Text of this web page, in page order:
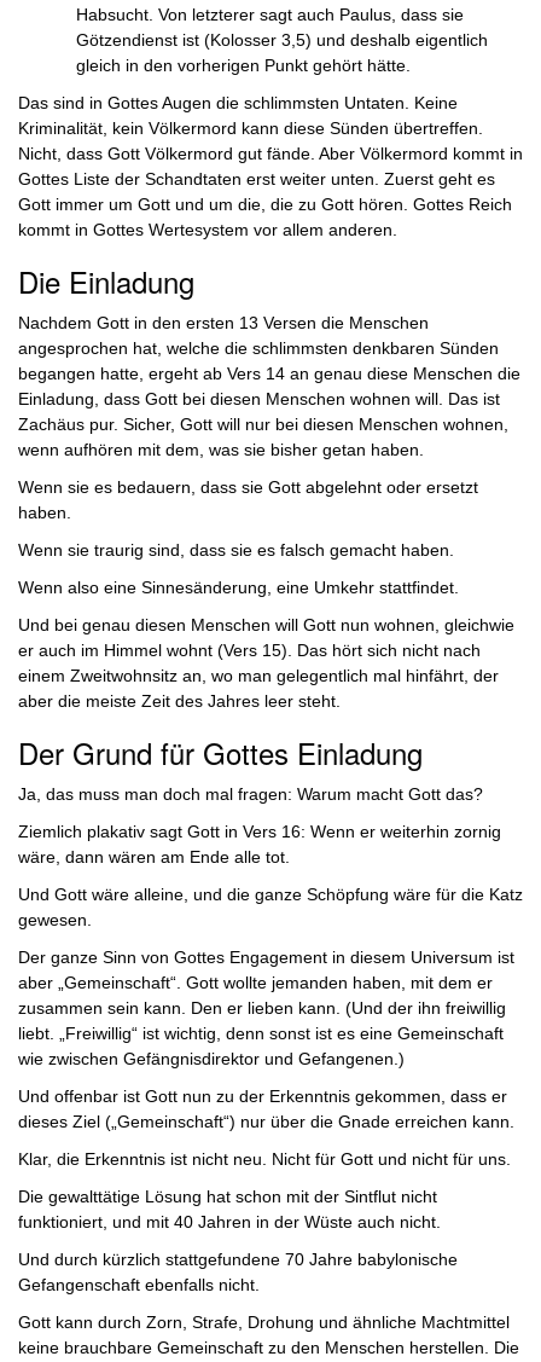
Habsucht. Von letzterer sagt auch Paulus, dass sie
Götzendienst ist (Kolosser 3,5) und deshalb eigentlich
gleich in den vorherigen Punkt gehört hätte.
Das sind in Gottes Augen die schlimmsten Untaten. Keine
Kriminalität, kein Völkermord kann diese Sünden übertreffen.
Nicht, dass Gott Völkermord gut fände. Aber Völkermord kommt in
Gottes Liste der Schandtaten erst weiter unten. Zuerst geht es
Gott immer um Gott und um die, die zu Gott hören. Gottes Reich
kommt in Gottes Wertesystem vor allem anderen.
Die Einladung
Nachdem Gott in den ersten 13 Versen die Menschen
angesprochen hat, welche die schlimmsten denkbaren Sünden
begangen hatte, ergeht ab Vers 14 an genau diese Menschen die
Einladung, dass Gott bei diesen Menschen wohnen will. Das ist
Zachäus pur. Sicher, Gott will nur bei diesen Menschen wohnen,
wenn aufhören mit dem, was sie bisher getan haben.
Wenn sie es bedauern, dass sie Gott abgelehnt oder ersetzt
haben.
Wenn sie traurig sind, dass sie es falsch gemacht haben.
Wenn also eine Sinnesänderung, eine Umkehr stattfindet.
Und bei genau diesen Menschen will Gott nun wohnen, gleichwie
er auch im Himmel wohnt (Vers 15). Das hört sich nicht nach
einem Zweitwohnsitz an, wo man gelegentlich mal hinfährt, der
aber die meiste Zeit des Jahres leer steht.
Der Grund für Gottes Einladung
Ja, das muss man doch mal fragen: Warum macht Gott das?
Ziemlich plakativ sagt Gott in Vers 16: Wenn er weiterhin zornig
wäre, dann wären am Ende alle tot.
Und Gott wäre alleine, und die ganze Schöpfung wäre für die Katz
gewesen.
Der ganze Sinn von Gottes Engagement in diesem Universum ist
aber „Gemeinschaft“. Gott wollte jemanden haben, mit dem er
zusammen sein kann. Den er lieben kann. (Und der ihn freiwillig
liebt. „Freiwillig“ ist wichtig, denn sonst ist es eine Gemeinschaft
wie zwischen Gefängnisdirektor und Gefangenen.)
Und offenbar ist Gott nun zu der Erkenntnis gekommen, dass er
dieses Ziel („Gemeinschaft“) nur über die Gnade erreichen kann.
Klar, die Erkenntnis ist nicht neu. Nicht für Gott und nicht für uns.
Die gewalttätige Lösung hat schon mit der Sintflut nicht
funktioniert, und mit 40 Jahren in der Wüste auch nicht.
Und durch kürzlich stattgefundene 70 Jahre babylonische
Gefangenschaft ebenfalls nicht.
Gott kann durch Zorn, Strafe, Drohung und ähnliche Machtmittel
keine brauchbare Gemeinschaft zu den Menschen herstellen. Die